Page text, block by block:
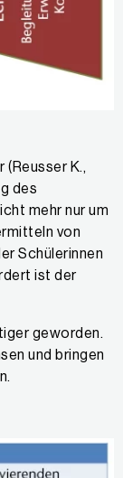
(Reusser K.,
des
mehr nur um
von
Schülerinnen
ist der
geworden.
und bringen